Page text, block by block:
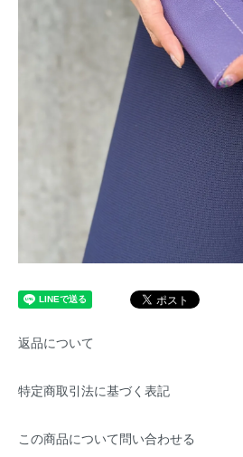
返品について
特定商取引法に基づく表記
この商品について問い合わせる